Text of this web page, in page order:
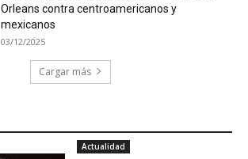
Orleans contra centroamericanos y
mexicanos
03/12/2025
Cargar más
Actualidad